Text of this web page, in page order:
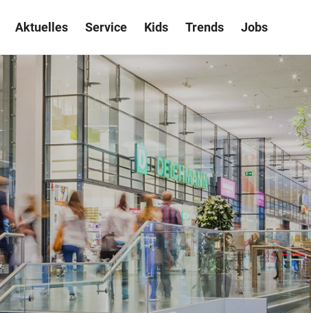
Aktuelles Service Kids Trends Jobs